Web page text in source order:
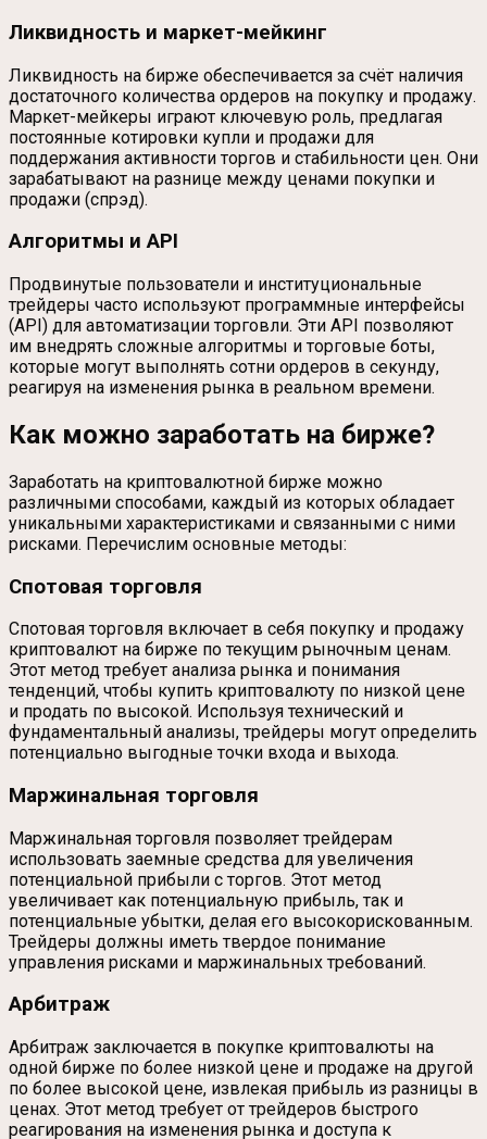
Ликвидность и маркет-мейкинг
Ликвидность на бирже обеспечивается за счёт наличия
достаточного количества ордеров на покупку и продажу.
Маркет-мейкеры играют ключевую роль, предлагая
постоянные котировки купли и продажи для
поддержания активности торгов и стабильности цен. Они
зарабатывают на разнице между ценами покупки и
продажи (спрэд).
Алгоритмы и API
Продвинутые пользователи и институциональные
трейдеры часто используют программные интерфейсы
(API) для автоматизации торговли. Эти API позволяют
им внедрять сложные алгоритмы и торговые боты,
которые могут выполнять сотни ордеров в секунду,
реагируя на изменения рынка в реальном времени.
Как можно заработать на бирже?
Заработать на криптовалютной бирже можно
различными способами, каждый из которых обладает
уникальными характеристиками и связанными с ними
рисками. Перечислим основные методы:
Спотовая торговля
Спотовая торговля включает в себя покупку и продажу
криптовалют на бирже по текущим рыночным ценам.
Этот метод требует анализа рынка и понимания
тенденций, чтобы купить криптовалюту по низкой цене
и продать по высокой. Используя технический и
фундаментальный анализы, трейдеры могут определить
потенциально выгодные точки входа и выхода.
Маржинальная торговля
Маржинальная торговля позволяет трейдерам
использовать заемные средства для увеличения
потенциальной прибыли с торгов. Этот метод
увеличивает как потенциальную прибыль, так и
потенциальные убытки, делая его высокорискованным.
Трейдеры должны иметь твердое понимание
управления рисками и маржинальных требований.
Арбитраж
Арбитраж заключается в покупке криптовалюты на
одной бирже по более низкой цене и продаже на другой
по более высокой цене, извлекая прибыль из разницы в
ценах. Этот метод требует от трейдеров быстрого
реагирования на изменения рынка и доступа к